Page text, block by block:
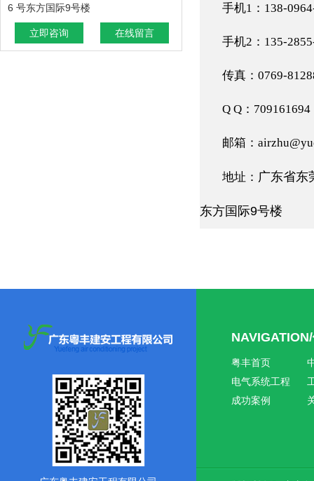
6 号东方国际9号楼
立即咨询 在线留言
手机1：138-
手机2：135-
传真：0769-
Q Q：709161694
邮箱：
地址： 广东省东
东方国际9号楼
粤丰首页
电气系统工程
成功案例